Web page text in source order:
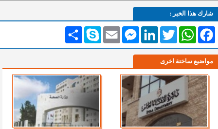
شارك هذا الخبر :
انشر Skype Email
MessengerLinkedInTwitterWhatsAppFacebook
مواضيع ساخنة اخرى